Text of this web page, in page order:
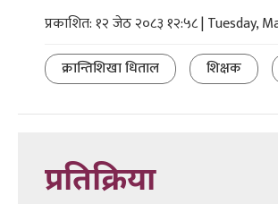
प्रकाशित: १२ जेठ २०८३ १२:५८ | Tuesday,
क्रान्तिशिखा धिताल
शिक्षक
प्रतिक्रिया